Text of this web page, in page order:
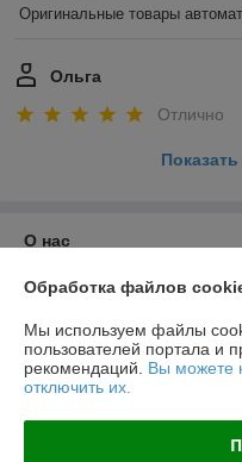
Оригинальные товары
Ольга
Отлично
О нас
Контакты
Доставка и оплата
Обработка файлов
Мы используем файлы
пользователей портала и
рекомендаций. Вы можете
отключить их.